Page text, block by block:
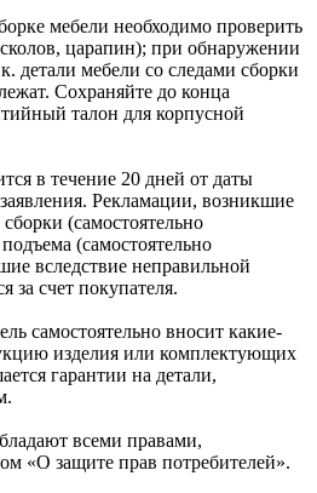
мебели необходимо проверить
царапин); при обнаружении
детали мебели со следами сборки
Сохраняйте до конца
талон для корпусной
в течение 20 дней от даты
Рекламации, возникшие
(самостоятельно
(самостоятельно
вследствие неправильной
за счет покупателя.
самостоятельно вносит какие-
изделия или комплектующих
гарантии на детали,
всеми правами,
«О защите прав потребителей».